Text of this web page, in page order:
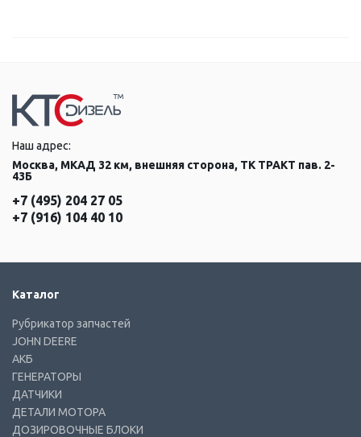
Наш адрес:
Москва, МКАД 32 км, внешняя сторона, ТК ТРАКТ пав. 2-
43Б
+7 (495) 204 27 05
+7 (916) 104 40 10
Каталог
Рубрикатор запчастей
JOHN DEERE
АКБ
ГЕНЕРАТОРЫ
ДАТЧИКИ
ДЕТАЛИ МОТОРА
ДОЗИРОВОЧНЫЕ БЛОКИ